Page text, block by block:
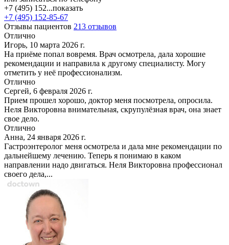
+7 (495) 152...показать
+7 (495) 152-85-67
Отзывы пациентов 213 отзывов
Отлично
Игорь, 10 марта 2026 г.
На приёме попал вовремя. Врач осмотрела, дала хорошие
рекомендации и направила к другому специалисту. Могу
отметить у неё профессионализм.
Отлично
Сергей, 6 февраля 2026 г.
Прием прошел хорошо, доктор меня посмотрела, опросила.
Неля Викторовна внимательная, скрупулёзная врач, она знает
свое дело.
Отлично
Анна, 24 января 2026 г.
Гастроэнтеролог меня осмотрела и дала мне рекомендации по
дальнейшему лечению. Теперь я понимаю в каком
направлении надо двигаться. Неля Викторовна профессионал
своего дела,...